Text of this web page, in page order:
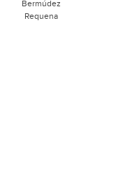
Bermúdez
Requena